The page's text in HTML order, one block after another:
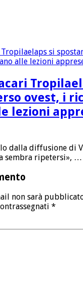
ovest, i
lezioni
dalla diffusione di
sembra ripetersi», …
non sarà
*